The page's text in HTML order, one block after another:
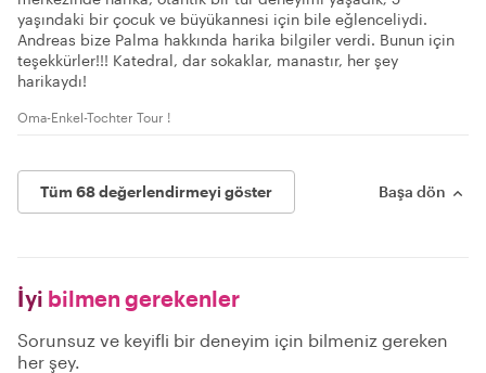
yaşındaki bir çocuk ve büyükannesi için bile eğlenceliydi.
Andreas bize Palma hakkında harika bilgiler verdi. Bunun için
teşekkürler!!! Katedral, dar sokaklar, manastır, her şey
harikaydı!
Oma-Enkel-Tochter Tour !
Tüm 68 değerlendirmeyi göster Başa dön
İyi bilmen gerekenler
Sorunsuz ve keyifli bir deneyim için bilmeniz gereken
her şey.